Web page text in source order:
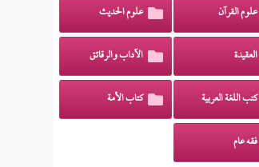
علوم القرآن علوم الحديث
العقيدة الآداب والرقائق
كتب اللغة العربية كتاب الأمة
فقه عام